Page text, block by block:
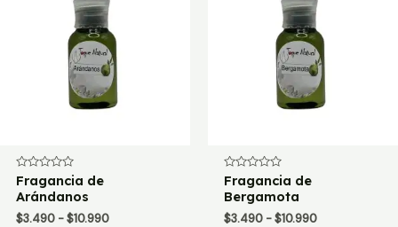
Valorado
con
0
de
5
Fragancia de
Arándanos
$3.490 - $10.990Rango
Valorado
con
0
de
5
Fragancia de
Bergamota
$3.490 - $10.990Rango